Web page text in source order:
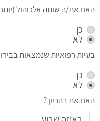
האם את/ה שותה אלכוהול
כן
לא
בעיות רפואיות שנמצאות
כן
לא
האם את בהריון ?